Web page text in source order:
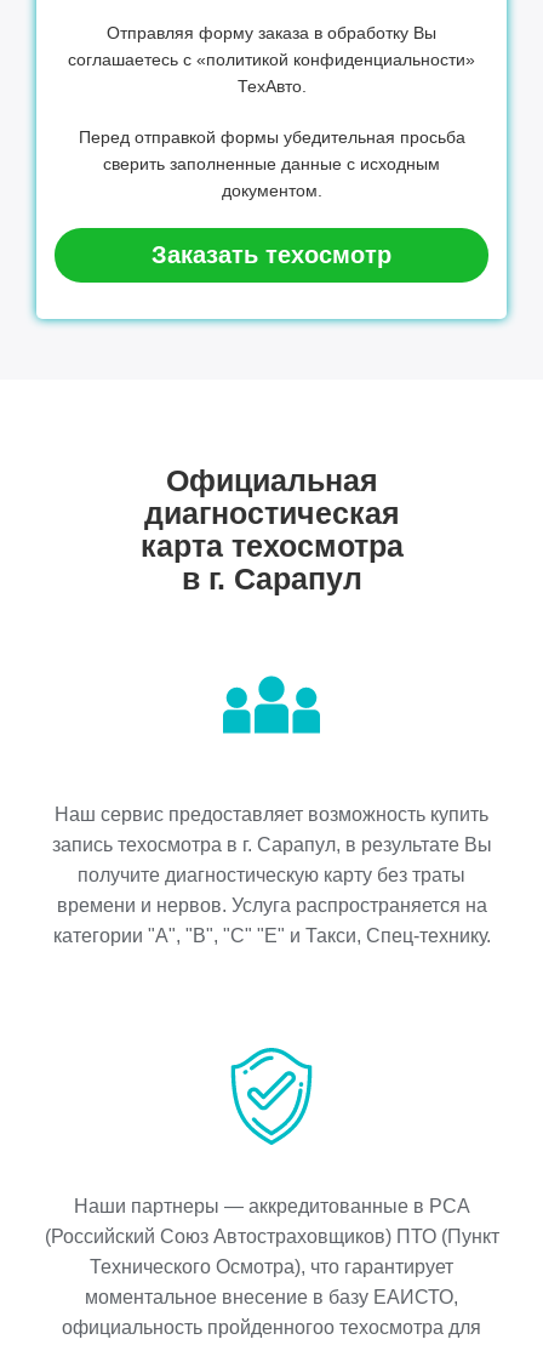
Отправляя форму заказа в обработку Вы
соглашаетесь с «политикой конфиденциальности»
ТехАвто.
Перед отправкой формы убедительная просьба
сверить заполненные данные с исходным
документом.
Заказать техосмотр
Официальная
диагностическая
карта техосмотра
в г. Сарапул
Наш сервис предоставляет возможность купить
запись техосмотра в г. Сарапул, в результате Вы
получите диагностическую карту без траты
времени и нервов. Услуга распространяется на
категории "A", "B", "C" "E" и Такси, Спец-технику.
Наши партнеры — аккредитованные в РСА
(Российский Союз Автостраховщиков) ПТО (Пункт
Технического Осмотра), что гарантирует
моментальное внесение в базу ЕАИСТО,
официальность пройденногоо техосмотра для